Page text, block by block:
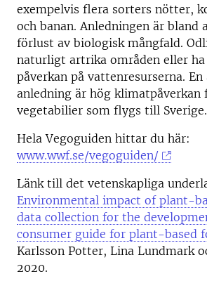
exempelvis flera sorters nötter,
och banan. Anledningen är bland
förlust av biologisk mångfald.
naturligt artrika områden eller ha
påverkan på vattenresurserna. En
anledning är hög klimatpåverkan
vegetabilier som flygs till Sverige.
Hela Vegoguiden hittar du här:
www.wwf.se/vegoguiden/
Länk till det vetenskapliga
Environmental impact of plant-
data collection for the
consumer guide for plant-based
Karlsson Potter, Lina Lundmark
2020.